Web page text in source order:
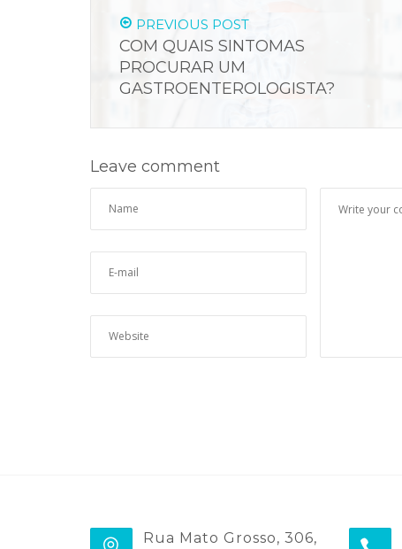
PREVIOUS POST
COM QUAIS SINTOMAS
PROCURAR UM
GASTROENTEROLOGISTA?
Leave comment
Rua Mato Grosso, 306,